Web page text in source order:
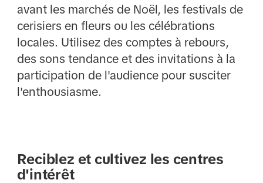
avant les marchés de Noël, les festivals de
cerisiers en fleurs ou les célébrations
locales. Utilisez des comptes à rebours,
des sons tendance et des invitations à la
participation de l'audience pour susciter
l'enthousiasme.
Reciblez et cultivez les centres
d'intérêt